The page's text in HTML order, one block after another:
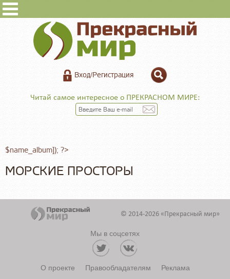
Вход/Регистрация
Читай самое интересное о ПРЕКРАСНОМ МИРЕ:
$name_album]); ?>
МОРСКИЕ ПРОСТОРЫ
© 2014-2026 «Прекрасный мир»
Мы в соцсетях
О проекте Правообладателям Реклама